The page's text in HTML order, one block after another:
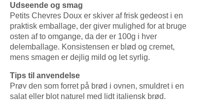
Udseende og smag
Petits Chevres Doux er skiver af frisk gedeost i en
praktisk emballage, der giver mulighed for at bruge
osten af to omgange, da der er 100g i hver
delemballage. Konsistensen er blød og cremet,
mens smagen er dejlig mild og let syrlig.
Tips til anvendelse
Prøv den som forret på brød i ovnen, smuldret i en
salat eller blot naturel med lidt italiensk brød.